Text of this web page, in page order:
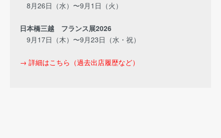
8月26日（水）〜9月1日（火）
日本橋三越 フランス展2026
9月17日（木）〜9月23日（水・祝）
→ 詳細はこちら（過去出店履歴など）